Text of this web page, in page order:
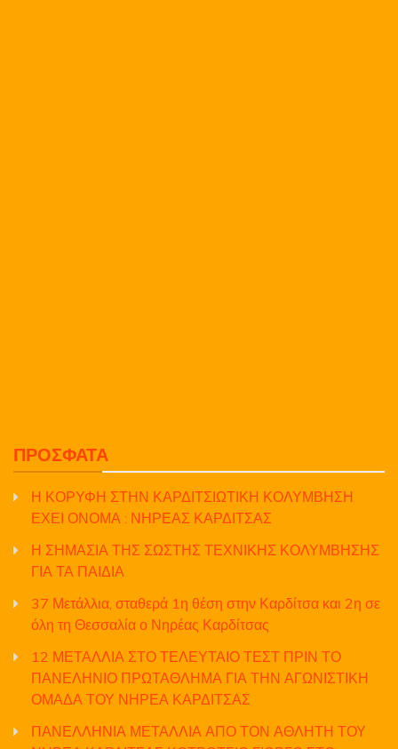
ΠΡΌΣΦΑΤΑ
Η ΚΟΡΥΦΗ ΣΤΗΝ ΚΑΡΔΙΤΣΙΩΤΙΚΗ ΚΟΛΥΜΒΗΣΗ
ΕΧΕΙ ΟΝΟΜΑ : ΝΗΡΕΑΣ ΚΑΡΔΙΤΣΑΣ
Η ΣΗΜΑΣΙΑ ΤΗΣ ΣΩΣΤΗΣ ΤΕΧΝΙΚΗΣ ΚΟΛΥΜΒΗΣΗΣ
ΓΙΑ ΤΑ ΠΑΙΔΙΑ
37 Μετάλλια, σταθερά 1η θέση στην Καρδίτσα και 2η σε
όλη τη Θεσσαλία ο Νηρέας Καρδίτσας
12 ΜΕΤΑΛΛΙΑ ΣΤΟ ΤΕΛΕΥΤΑΙΟ ΤΕΣΤ ΠΡΙΝ ΤΟ
ΠΑΝΕΛΗΝΙΟ ΠΡΩΤΑΘΛΗΜΑ ΓΙΑ ΤΗΝ ΑΓΩΝΙΣΤΙΚΗ
ΟΜΑΔΑ ΤΟΥ ΝΗΡΕΑ ΚΑΡΔΙΤΣΑΣ
ΠΑΝΕΛΛΗΝΙΑ ΜΕΤΑΛΛΙΑ ΑΠΟ ΤΟΝ ΑΘΛΗΤΗ ΤΟΥ